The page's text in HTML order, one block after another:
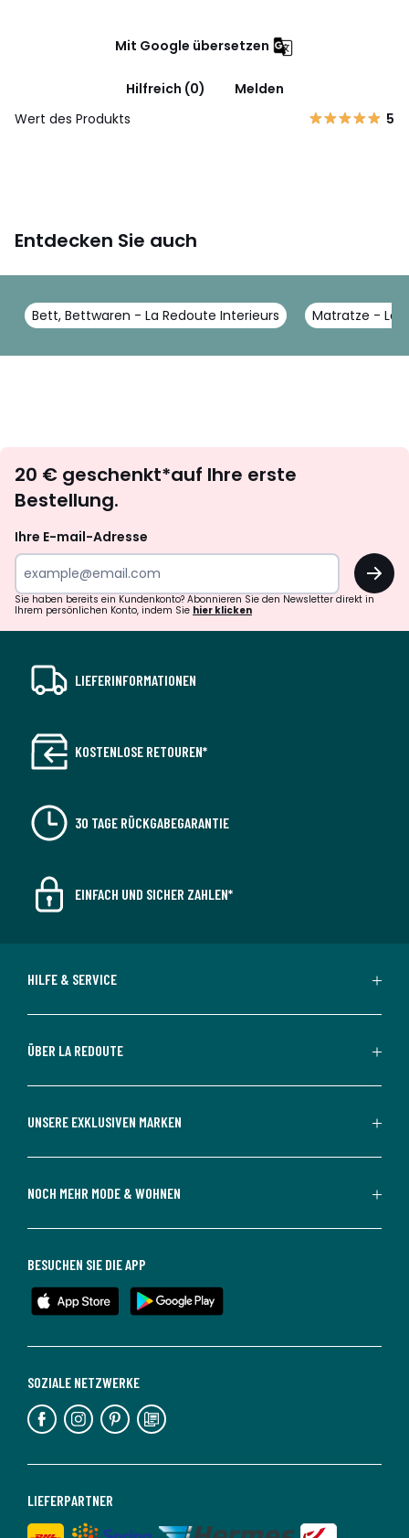
Mit Google übersetzen
Hilfreich (0)
Melden
Wert des Produkts
5
Entdecken Sie auch
Bett, Bettwaren - La Redoute Interieurs Matratze - La
abonnieren
20 € geschenkt*auf Ihre erste
Bestellung.
Ihre E-mail-Adresse
OK
Sie haben bereits ein Kundenkonto? Abonnieren Sie den Newsletter direkt in
Ihrem persönlichen Konto, indem Sie hier klicken
LIEFERINFORMATIONEN
KOSTENLOSE RETOUREN*
30 TAGE RÜCKGABEGARANTIE
EINFACH UND SICHER ZAHLEN*
HILFE & SERVICE
ÜBER LA REDOUTE
UNSERE EXKLUSIVEN MARKEN
NOCH MEHR MODE & WOHNEN
LIEFERPARTNER
SOZIALE NETZWERKE
BESUCHEN SIE DIE APP